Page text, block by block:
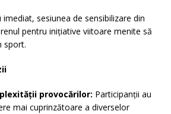
sesiunea de sensibilizare din
pentru inițiative viitoare menite să
sport.
provocărilor: Participanții au
mai cuprinzătoare a diverselor